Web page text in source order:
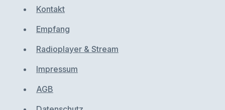
Kontakt
Empfang
Radioplayer & Stream
Impressum
AGB